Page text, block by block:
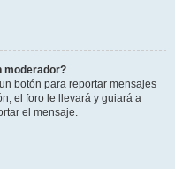
moderador?
botón para reportar mensajes
el foro le llevará y guiará a
el mensaje.